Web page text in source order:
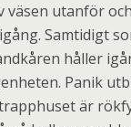
väsen utanför
Samtidigt
håller
Panik
är